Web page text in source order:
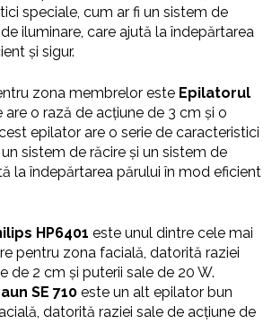
speciale, cum ar fi un sistem de
iluminare, care ajută la îndepărtarea
și sigur.
zona membrelor este Epilatorul
are o rază de acțiune de 3 cm și o
epilator are o serie de caracteristici
sistem de răcire și un sistem de
la îndepărtarea părului în mod eficient
HP6401 este unul dintre cele mai
pentru zona facială, datorită raziei
de 2 cm și puterii sale de 20 W.
SE 710 este un alt epilator bun
datorită raziei sale de acțiune de